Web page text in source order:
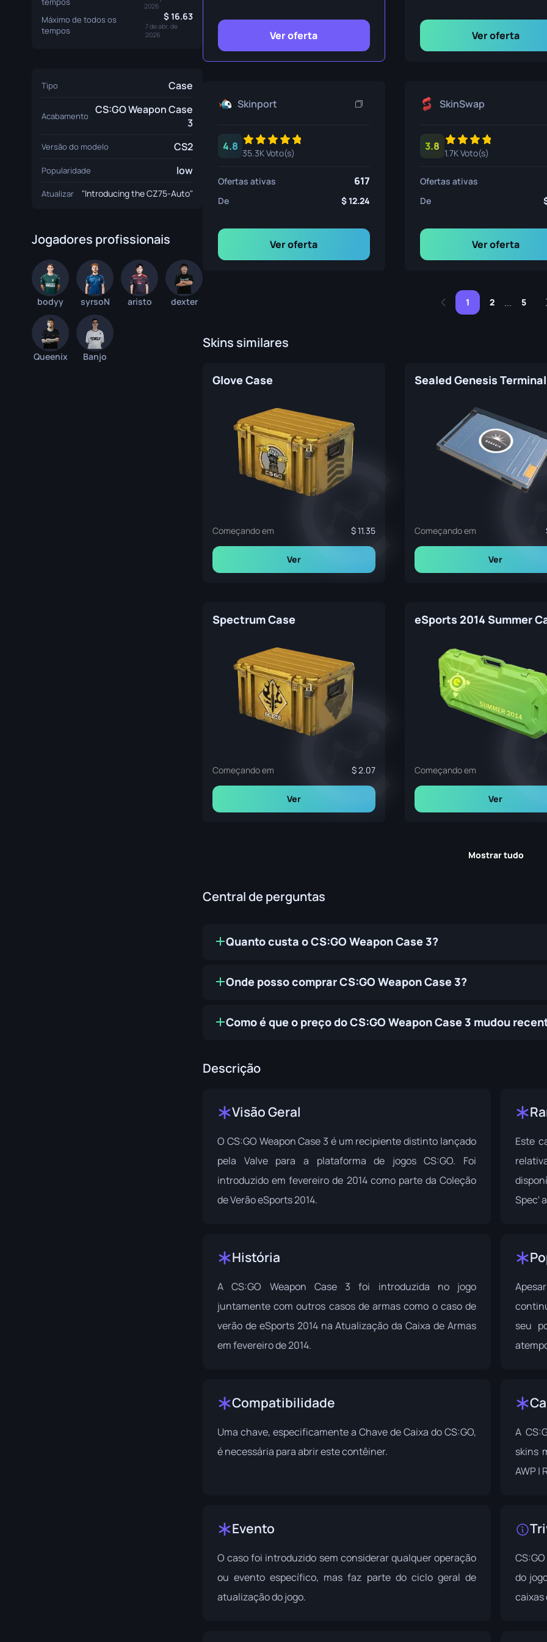
Faca Ursus
2026
Máximo de todos os
tempos
16.63
7 de abr. de
2026
Tipo Case
Acabamento
CS:GO Weapon Case
3
Versão do modelo CS2
Popularidade low
Atualizar "Introducing the CZ75-Auto"
Jogadores profissionais
bodyy syrsoN aristo dexter
Queenix Banjo
Ver oferta Ver oferta
Skinport
4.8
35.3K Voto(s)
Ofertas ativas 617
De 12.24
Ver oferta
SkinSwap
3.8
1.7K Voto(s)
Ofertas ativas
De
Ver oferta
1 2 ... 5
Skins similares
Glove Case
Começando em 11.35
Ver
Sealed Genesis Terminal
Começando em
Ver
Spectrum Case
Começando em 2.07
Ver
eSports 2014 Summer
Começando em
Ver
Mostrar tudo
Central de perguntas
Quanto custa o CS:GO Weapon Case 3?
Onde posso comprar CS:GO Weapon Case 3?
Como é que o preço do CS:GO Weapon Case 3 mudou
Descrição
Visão Geral
O CS:GO Weapon Case 3 é um recipiente distinto lançado
pela Valve para a plataforma de jogos CS:GO. Foi
introduzido em fevereiro de 2014 como parte da Coleção
de Verão eSports 2014.
Este
Spec'
História
A CS:GO Weapon Case 3 foi introduzida no jogo
juntamente com outros casos de armas como o caso de
verão de eSports 2014 naAtualização da Caixa de Armas
em fevereiro de 2014.
seu
Compatibilidade
Uma chave, especificamente a Chave de Caixa do CS:GO,
é necessária para abrir este contêiner.
A
skins
AWP |
Evento
O caso foi introduzido sem considerar qualquer operação
ou evento específico, mas faz parte do ciclo geral de
atualização do jogo.
do
caixas